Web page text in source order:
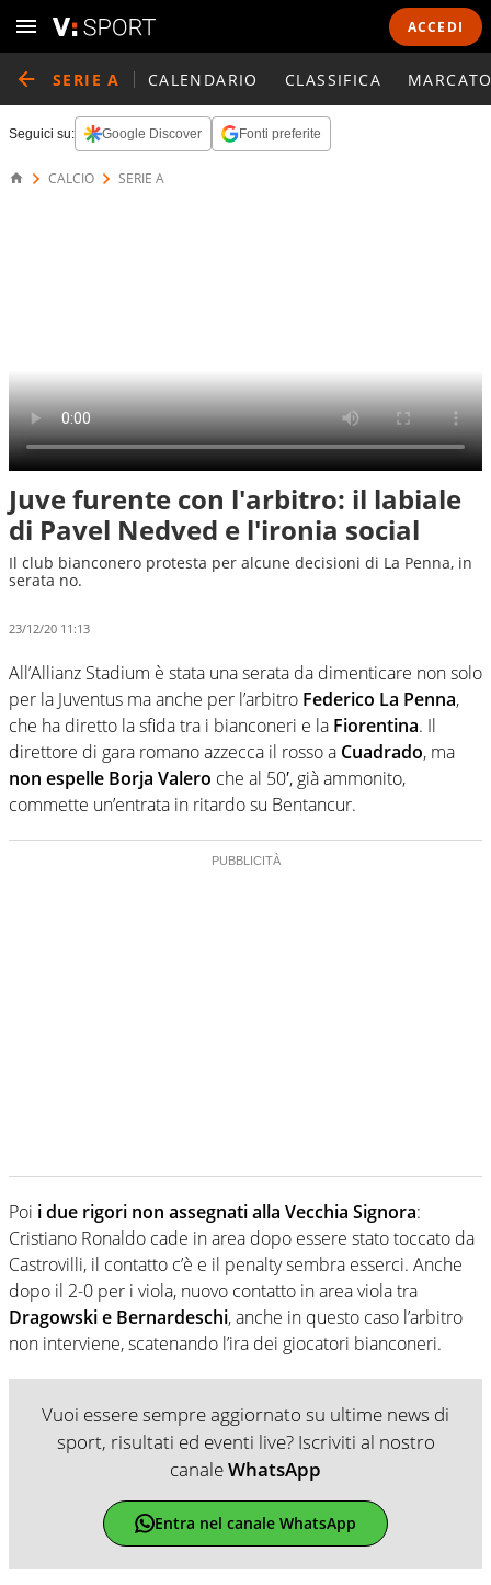
ACCEDI
SERIE A CALENDARIO CLASSIFICA
Seguici su: Google Discover Fonti preferite
CALCIO SERIE A
Juve furente con l'arbitro: il labiale
di Pavel Nedved e l'ironia social
Il club bianconero protesta per alcune decisioni di La Penna, in
serata no.
23/12/20 11:13
All’Allianz Stadium è stata una serata da dimenticare non solo
per la Juventus ma anche per l’arbitro Federico La Penna,
che ha diretto la sfida tra i bianconeri e la Fiorentina. Il
direttore di gara romano azzecca il rosso a Cuadrado, ma
non espelle Borja Valero che al 50′, già ammonito,
commette un’entrata in ritardo su Bentancur.
Poi i due rigori non assegnati alla Vecchia Signora:
Cristiano Ronaldo cade in area dopo essere stato toccato da
Castrovilli, il contatto c’è e il penalty sembra esserci. Anche
dopo il 2-0 per i viola, nuovo contatto in area viola tra
Dragowski e Bernardeschi, anche in questo caso l’arbitro
non interviene, scatenando l’ira dei giocatori bianconeri.
Vuoi essere sempre aggiornato su ultime news di
sport, risultati ed eventi live? Iscriviti al nostro
canaleWhatsApp
Entra nel canale WhatsApp